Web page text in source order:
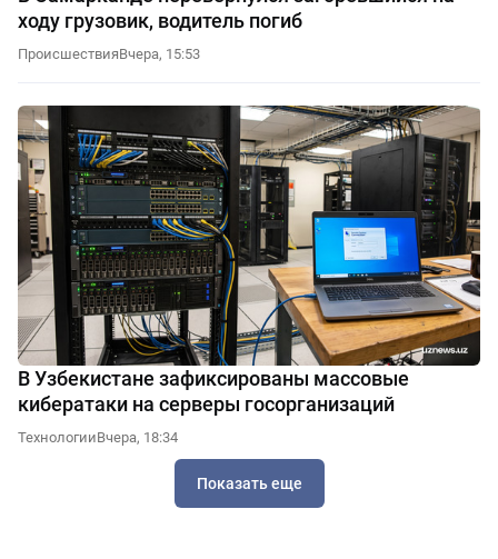
ходу грузовик, водитель погиб
ПроисшествияВчера, 15:53
В Узбекистане зафиксированы массовые
кибератаки на серверы госорганизаций
ТехнологииВчера, 18:34
Показать еще